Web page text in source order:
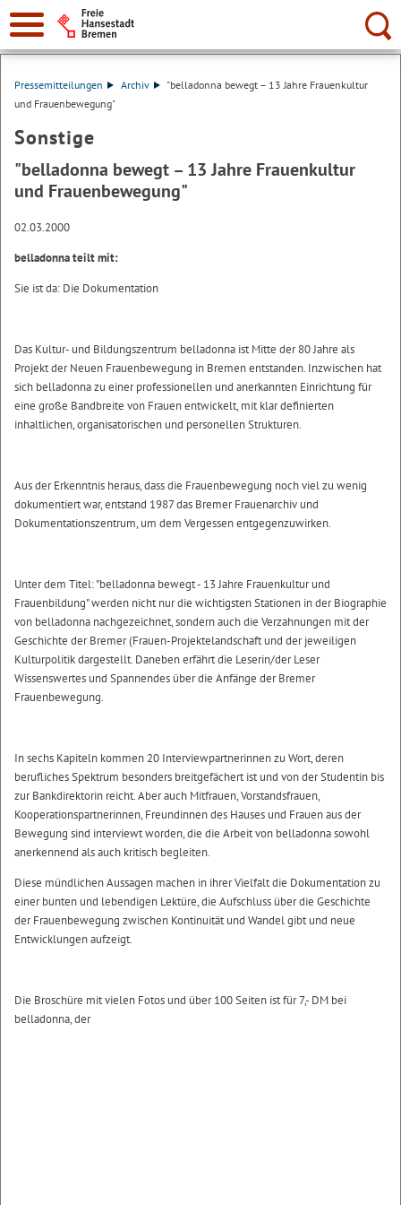
Suche:
Pressemitteilungen Archiv
"belladonna bewegt – 13 Jahre Frauenkultur
und Frauenbewegung"
Sonstige
"belladonna bewegt – 13 Jahre Frauenkultur
und Frauenbewegung"
02.03.2000
belladonna teilt mit:
Sie ist da: Die Dokumentation
Das Kultur- und Bildungszentrum belladonna ist Mitte der 80 Jahre als
Projekt der Neuen Frauenbewegung in Bremen entstanden. Inzwischen hat
sich belladonna zu einer professionellen und anerkannten Einrichtung für
eine große Bandbreite von Frauen entwickelt, mit klar definierten
inhaltlichen, organisatorischen und personellen Strukturen.
Aus der Erkenntnis heraus, dass die Frauenbewegung noch viel zu wenig
dokumentiert war, entstand 1987 das Bremer Frauenarchiv und
Dokumentationszentrum, um dem Vergessen entgegenzuwirken.
Unter dem Titel: "belladonna bewegt - 13 Jahre Frauenkultur und
Frauenbildung" werden nicht nur die wichtigsten Stationen in der Biographie
von belladonna nachgezeichnet, sondern auch die Verzahnungen mit der
Geschichte der Bremer (Frauen-Projektelandschaft und der jeweiligen
Kulturpolitik dargestellt. Daneben erfährt die Leserin/der Leser
Wissenswertes und Spannendes über die Anfänge der Bremer
Frauenbewegung.
In sechs Kapiteln kommen 20 Interviewpartnerinnen zu Wort, deren
berufliches Spektrum besonders breitgefächert ist und von der Studentin bis
zur Bankdirektorin reicht. Aber auch Mitfrauen, Vorstandsfrauen,
Kooperationspartnerinnen, Freundinnen des Hauses und Frauen aus der
Bewegung sind interviewt worden, die die Arbeit von belladonna sowohl
anerkennend als auch kritisch begleiten.
Diese mündlichen Aussagen machen in ihrer Vielfalt die Dokumentation zu
einer bunten und lebendigen Lektüre, die Aufschluss über die Geschichte
der Frauenbewegung zwischen Kontinuität und Wandel gibt und neue
Entwicklungen aufzeigt.
Die Broschüre mit vielen Fotos und über 100 Seiten ist für 7,- DM bei
belladonna, der